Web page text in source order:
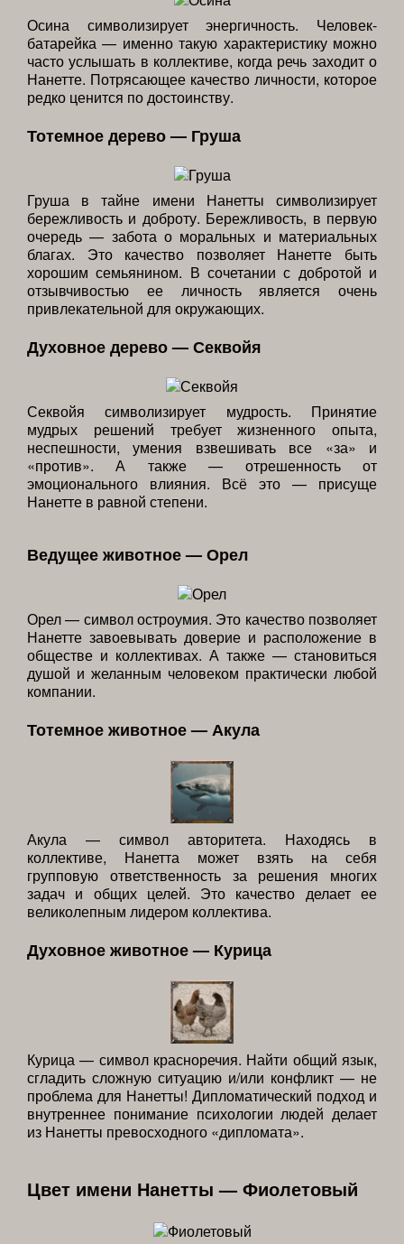
Осина символизирует энергичность. Человек-
батарейка — именно такую характеристику можно
часто услышать в коллективе, когда речь заходит о
Нанетте. Потрясающее качество личности, которое
редко ценится по достоинству.
Тотемное дерево — Груша
Груша в тайне имени Нанетты символизирует
бережливость и доброту. Бережливость, в первую
очередь — забота о моральных и материальных
благах. Это качество позволяет Нанетте быть
хорошим семьянином. В сочетании с добротой и
отзывчивостью ее личность является очень
привлекательной для окружающих.
Духовное дерево — Секвойя
Секвойя символизирует мудрость. Принятие
мудрых решений требует жизненного опыта,
неспешности, умения взвешивать все «за» и
«против». А также — отрешенность от
эмоционального влияния. Всё это — присуще
Нанетте в равной степени.
Ведущее животное — Орел
Орел — символ остроумия. Это качество позволяет
Нанетте завоевывать доверие и расположение в
обществе и коллективах. А также — становиться
душой и желанным человеком практически любой
компании.
Тотемное животное — Акула
Акула — символ авторитета. Находясь в
коллективе, Нанетта может взять на себя
групповую ответственность за решения многих
задач и общих целей. Это качество делает ее
великолепным лидером коллектива.
Духовное животное — Курица
Курица — символ красноречия. Найти общий язык,
сгладить сложную ситуацию и/или конфликт — не
проблема для Нанетты! Дипломатический подход и
внутреннее понимание психологии людей делает
из Нанетты превосходного «дипломата».
Цвет имени Нанетты — Фиолетовый